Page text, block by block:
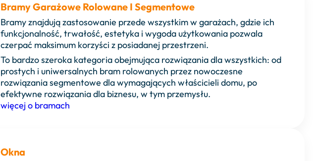
Bramy Garażowe Rolowane I Segmentowe
Bramy znajdują zastosowanie przede wszystkim w garażach, gdzie ich
funkcjonalność, trwałość, estetyka i wygoda użytkowania pozwala
czerpać maksimum korzyści z posiadanej przestrzeni.
To bardzo szeroka kategoria obejmująca rozwiązania dla wszystkich: od
prostych i uniwersalnych bram rolowanych przez nowoczesne
rozwiązania segmentowe dla wymagających właścicieli domu, po
efektywne rozwiązania dla biznesu, w tym przemysłu.
więcej o bramach
Okna